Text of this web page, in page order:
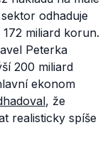
odhaduje
miliard korun.
Peterka
200 miliard
ekonom
, že
realisticky spíše